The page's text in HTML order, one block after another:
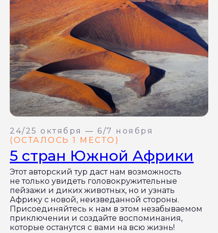
24/25 октября — 6/7 ноября
(ОСТАЛОСЬ 1 МЕСТО)
5 стран Южной Африки
Этот авторский тур даст нам возможность
не только увидеть головокружительные
пейзажи и диких животных, но и узнать
Африку с новой, неизведанной стороны.
Присоединяйтесь к нам в этом незабываемом
приключении и создайте воспоминания,
которые останутся с вами на всю жизнь!